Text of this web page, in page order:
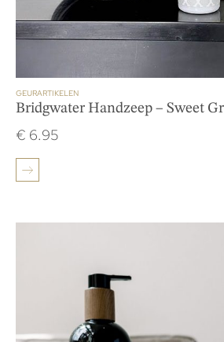
GEURARTIKELEN
Bridgwater Handzeep – Sweet
€ 6.95